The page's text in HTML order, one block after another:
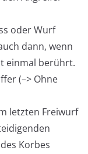
oder Wurf
dann, wenn
einmal berührt.
(–> Ohne
letzten Freiwurf
Korbes